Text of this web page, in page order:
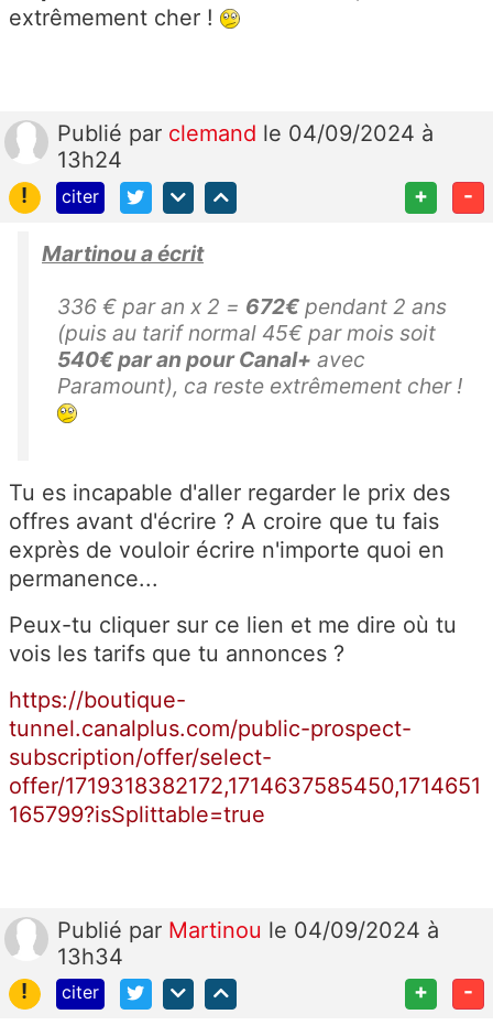
extrêmement cher !
Publié par clemand le 04/09/2024 à
13h24
!
citer + -
Martinou a écrit
336 € par an x 2 = 672€ pendant 2 ans
(puis au tarif normal 45€ par mois soit
540€ par an pour Canal+ avec
Paramount), ca reste extrêmement cher !
Tu es incapable d'aller regarder le prix des
offres avant d'écrire ? A croire que tu fais
exprès de vouloir écrire n'importe quoi en
permanence...
Peux-tu cliquer sur ce lien et me dire où tu
vois les tarifs que tu annonces ?
https://boutique-
tunnel.canalplus.com/public-prospect-
subscription/offer/select-
offer/1719318382172,1714637585450,1714651
165799?isSplittable=true
Publié par Martinou le 04/09/2024 à
13h34
!
citer + -